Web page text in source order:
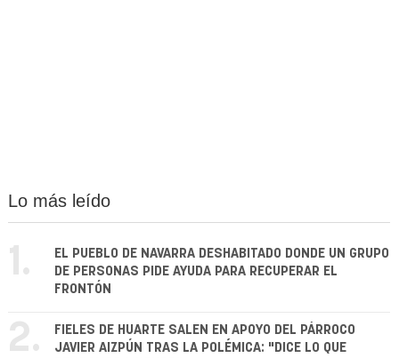
Lo más leído
1.
EL PUEBLO DE NAVARRA DESHABITADO DONDE UN GRUPO
DE PERSONAS PIDE AYUDA PARA RECUPERAR EL
FRONTÓN
2.
FIELES DE HUARTE SALEN EN APOYO DEL PÁRROCO
JAVIER AIZPÚN TRAS LA POLÉMICA: "DICE LO QUE